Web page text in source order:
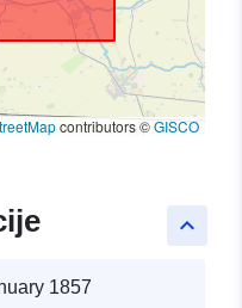
contributors ©GISCO
keyboard_arrow_up
1857